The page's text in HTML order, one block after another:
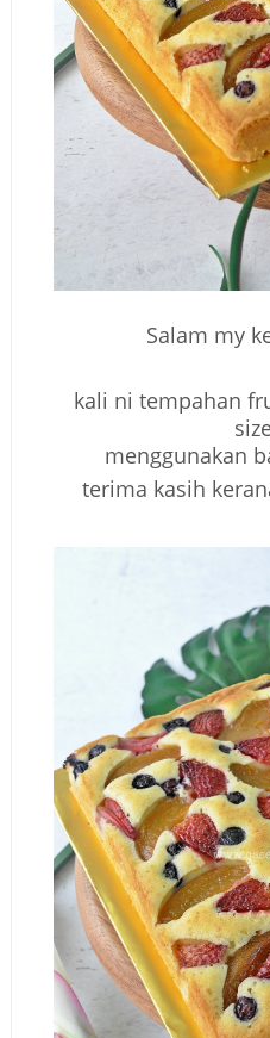
Salam my
kali ni tempahan
menggunakan
terima kasih